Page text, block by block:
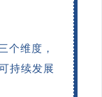
个维度，
持续发展